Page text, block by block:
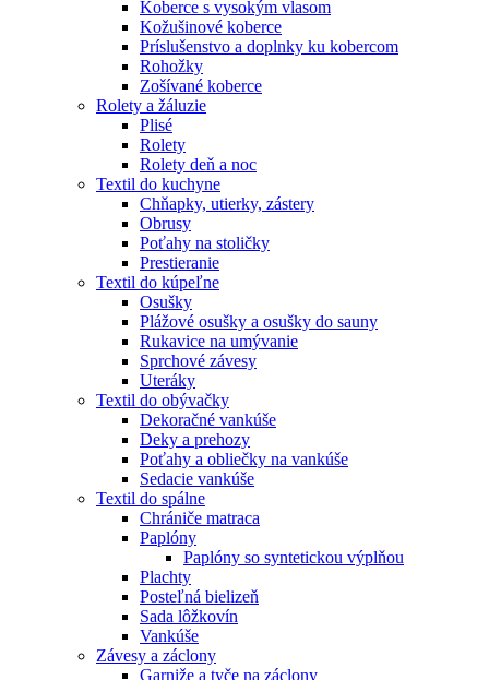
Koberce s vysokým vlasom
Kožušinové koberce
Príslušenstvo a doplnky ku kobercom
Rohožky
Zošívané koberce
Rolety a žáluzie
Plisé
Rolety
Rolety deň a noc
Textil do kuchyne
Chňapky, utierky, zástery
Obrusy
Poťahy na stoličky
Prestieranie
Textil do kúpeľne
Osušky
Plážové osušky a osušky do sauny
Rukavice na umývanie
Sprchové závesy
Uteráky
Textil do obývačky
Dekoračné vankúše
Deky a prehozy
Poťahy a obliečky na vankúše
Sedacie vankúše
Textil do spálne
Chrániče matraca
Paplóny
Paplóny so syntetickou výplňou
Plachty
Posteľná bielizeň
Sada lôžkovín
Vankúše
Závesy a záclony
Garniže a tyče na záclony